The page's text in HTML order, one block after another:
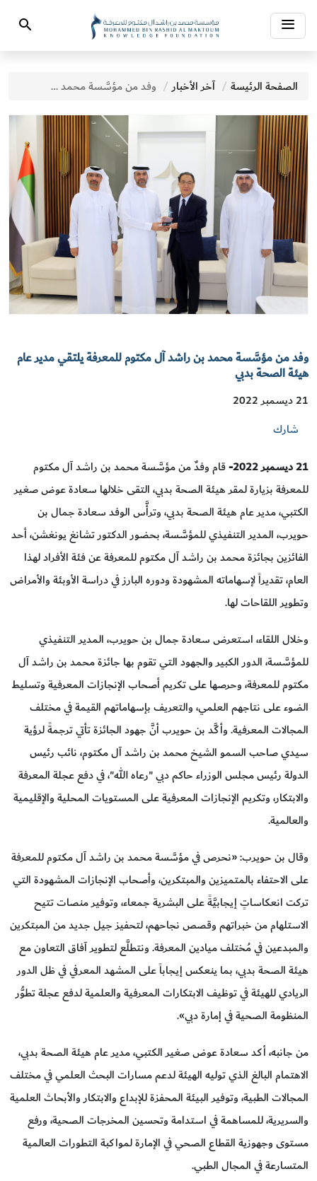
Toggle
navigation
Search
الصفحة الرئيسة آخر الأخبار وفد من مؤسَّسة محمد بن راشد آل مكتوم للمعرفة يلتقي مدير عام هيئة الصحة بدبي
وفد من مؤسَّسة محمد بن راشد آل مكتوم للمعرفة يلتقي مدير عام
هيئة الصحة بدبي
21 ديسمبر 2022
شارك
21 ديسمبر 2022-
قام وفدٌ من مؤسَّسة محمد بن راشد آل مكتوم
للمعرفة بزيارة لمقر هيئة الصحة بدبي، التقى خلالها سعادة عوض صغير
الكتبي، مدير عام هيئة الصحة بدبي، وترأَّس الوفد سعادة جمال بن
حويرب، المدير التنفيذي للمؤسَّسة، بحضور الدكتور تشانغ يونغشن، أحد
الفائزين بجائزة محمد بن راشد آل مكتوم للمعرفة عن فئة الأفراد لهذا
العام، تقديراً لإسهاماته المشهودة ودوره البارز في دراسة الأوبئة والأمراض
وتطوير اللقاحات لها.
وخلال اللقاء، استعرض سعادة جمال بن حويرب، المدير التنفيذي
للمؤسَّسة، الدور الكبير والجهود التي تقوم بها جائزة محمد بن راشد آل
مكتوم للمعرفة، وحرصها على تكريم أصحاب الإنجازات المعرفية وتسليط
الضوء على نتاجهم العلمي، والتعريف بإسهاماتهم القيمة في مختلف
المجالات المعرفية. وأكَّد بن حويرب أنَّ جهود الجائزة تأتي ترجمةً لرؤية
سيدي صاحب السمو الشيخ محمد بن راشد آل مكتوم، نائب رئيس
الدولة رئيس مجلس الوزراء حاكم دبي "رعاه الله"، في دفع عجلة المعرفة
والابتكار، وتكريم الإنجازات المعرفية على المستويات المحلية والإقليمية
والعالمية.
وقال بن حويرب: «نحرص في مؤسَّسة محمد بن راشد آل مكتوم للمعرفة
على الاحتفاء بالمتميزين والمبتكرين، وأصحاب الإنجازات المشهودة التي
تركت انعكاساتٍ إيجابيَّةً على البشرية جمعاء، وتوفير منصات تتيح
الاستلهام من خبراتهم وقصص نجاحهم، لتحفيز جيل جديد من المبتكرين
والمبدعين في مُختلف ميادين المعرفة. ونتطلَّع لتطوير آفاق التعاون مع
هيئة الصحة بدبي، بما ينعكس إيجاباً على المشهد المعرفي في ظل الدور
الريادي للهيئة في توظيف الابتكارات المعرفية والعلمية لدفع عجلة تطوُّر
المنظومة الصحية في إمارة دبي».
من جانبه، أكد سعادة عوض صغير الكتبي، مدير عام هيئة الصحة بدبي،
الاهتمام البالغ الذي توليه الهيئة لدعم مسارات البحث العلمي في مختلف
المجالات الطبية، وتوفير البيئة المحفزة للإبداع والابتكار والأبحاث العلمية
والسريرية، للمساهمة في استدامة وتحسين المخرجات الصحية، ورفع
مستوى وجهوزية القطاع الصحي في الإمارة لمواكبة التطورات العالمية
المتسارعة في المجال الطبي.